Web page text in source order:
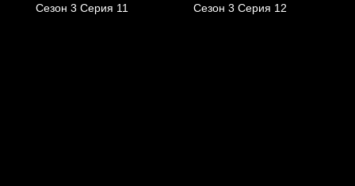
Сезон 3 Серия 11 Сезон 3 Серия 12